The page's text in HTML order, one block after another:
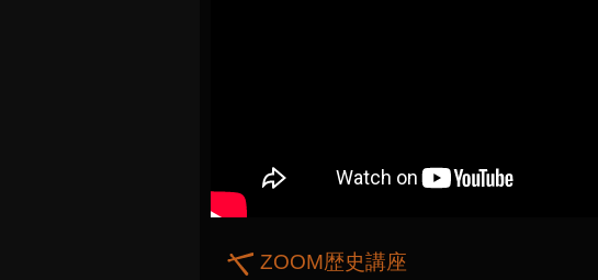
ZOOM歴史講座